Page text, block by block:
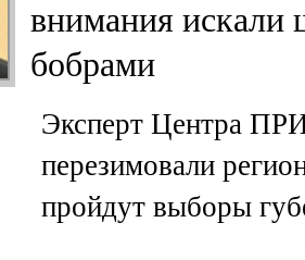
внимания искали
бобрами
Эксперт Центра
перезимовали
пройдут выборы